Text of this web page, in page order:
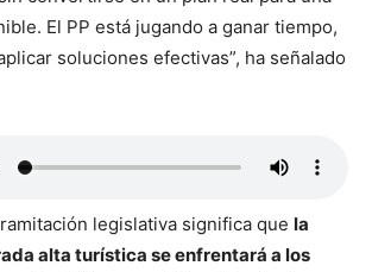
El PP está jugando a ganar tiempo,
soluciones efectivas”, ha señalado
legislativa significa que la
alta turística se enfrentará a los